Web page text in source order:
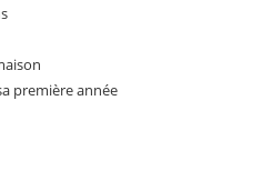
première année